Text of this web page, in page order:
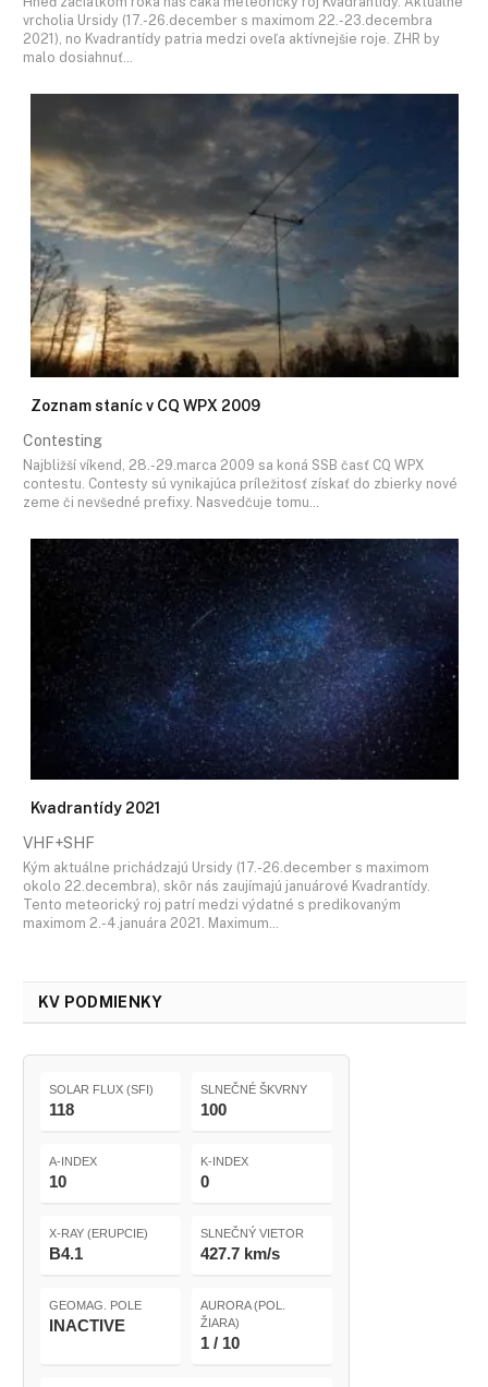
vrcholia Ursidy (17.-26.december s maximom 22.-23.decembra
2021), no Kvadrantídy patria medzi oveľa aktívnejšie roje. ZHR by
malo dosiahnuť…
Zoznam staníc v CQ WPX 2009
Contesting
Najbližší víkend, 28.-29.marca 2009 sa koná SSB časť CQ WPX
contestu. Contesty sú vynikajúca príležitosť získať do zbierky nové
zeme či nevšedné prefixy. Nasvedčuje tomu…
Kvadrantídy 2021
VHF+SHF
Kým aktuálne prichádzajú Ursidy (17.-26.december s maximom
okolo 22.decembra), skôr nás zaujímajú januárové Kvadrantídy.
Tento meteorický roj patrí medzi výdatné s predikovaným
maximom 2.-4.januára 2021. Maximum…
KV PODMIENKY
SOLAR FLUX (SFI)
118
SLNEČNÉ ŠKVRNY
100
A-INDEX
10
K-INDEX
0
X-RAY (ERUPCIE)
B4.1
SLNEČNÝ VIETOR
427.7 km/s
GEOMAG. POLE
INACTIVE
AURORA (POL.
ŽIARA)
1 / 10